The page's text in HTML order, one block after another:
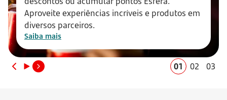
Aproveite experiências incríveis e produtos em
diversos parceiros.
Saiba mais
01 02 03